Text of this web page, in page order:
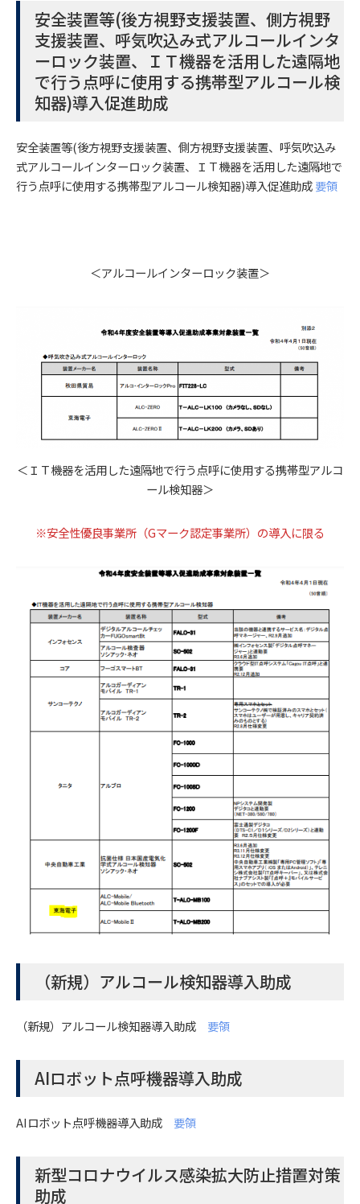
安全装置等(後方視野支援装置、側方視野
支援装置、呼気吹込み式アルコールインタ
ーロック装置、ＩＴ機器を活用した遠隔地
で行う点呼に使用する携帯型アルコール検
知器)導入促進助成
安全装置等(後方視野支援装置、側方視野支援装置、呼気吹込み
式アルコールインターロック装置、ＩＴ機器を活用した遠隔地で
行う点呼に使用する携帯型アルコール検知器)導入促進助成要領
＜アルコールインターロック装置＞
＜ＩＴ機器を活用した遠隔地で行う点呼に使用する携帯型アルコ
ール検知器＞
※安全性優良事業所（Gマーク認定事業所）の導入に限る
（新規）アルコール検知器導入助成
（新規）アルコール検知器導入助成 要領
AIロボット点呼機器導入助成
AIロボット点呼機器導入助成 要領
新型コロナウイルス感染拡大防止措置対策
助成